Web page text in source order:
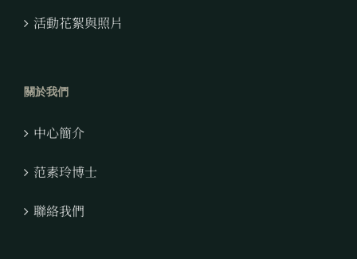
活動花絮與照片
關於我們
中心簡介
范素玲博士
聯絡我們